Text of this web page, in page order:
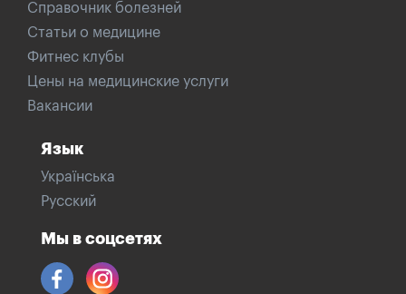
Справочник болезней
Статьи о медицине
Фитнес клубы
Цены на медицинские услуги
Вакансии
Язык
Українська
Русский
Мы в соцсетях